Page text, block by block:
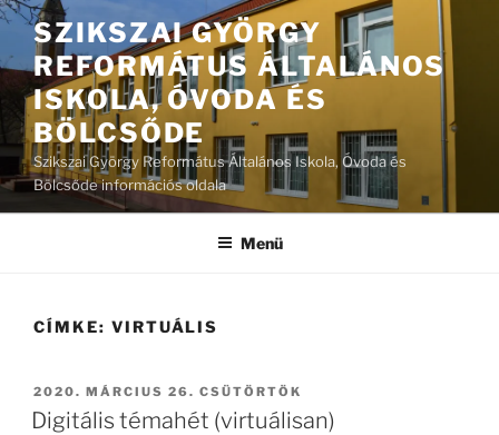
Tartalomhoz
SZIKSZAI GYÖRGY
REFORMÁTUS ÁLTALÁNOS
ISKOLA, ÓVODA ÉS
BÖLCSŐDE
Szikszai György Református Általános Iskola, Óvoda és
Bölcsőde információs oldala
Menü
CÍMKE: VIRTUÁLIS
BEKÜLDVE:
2020. MÁRCIUS 26. CSÜTÖRTÖK
Digitális témahét (virtuálisan)